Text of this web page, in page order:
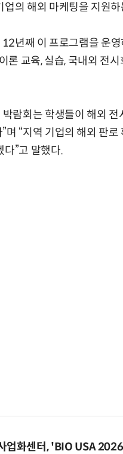
의 해외 마케팅을 지원
년째 이 프로그램을 운
론 교육, 실습, 국내외 전
람회는 학생들이 해외
“지역 기업의 해외 판
다”고 말했다.
업화센터, 'BIO USA